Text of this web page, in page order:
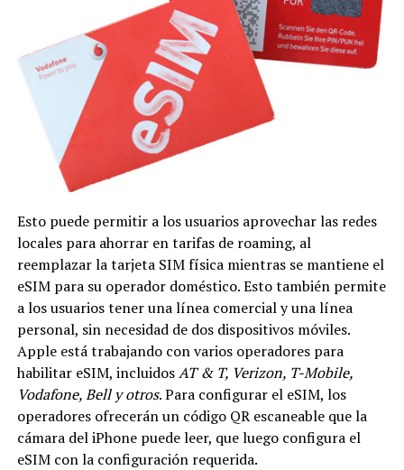
Esto puede permitir a los usuarios aprovechar las redes
locales para ahorrar en tarifas de roaming, al
reemplazar la tarjeta SIM física mientras se mantiene el
eSIM para su operador doméstico. Esto también permite
a los usuarios tener una línea comercial y una línea
personal, sin necesidad de dos dispositivos móviles.
Apple está trabajando con varios operadores para
habilitar eSIM, incluidosAT & T, Verizon, T-Mobile,
Vodafone, Bell y otros. Para configurar el eSIM, los
operadores ofrecerán un código QR escaneable que la
cámara del iPhone puede leer, que luego configura el
eSIM con la configuración requerida.